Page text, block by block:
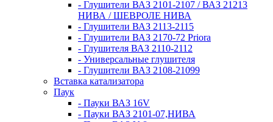
- Глушители ВАЗ 2101-2107 / ВАЗ 21213
НИВА / ШЕВРОЛЕ НИВА
- Глушители ВАЗ 2113-2115
- Глушители ВАЗ 2170-72 Priora
- Глушителя ВАЗ 2110-2112
- Универсальные глушителя
- Глушители ВАЗ 2108-21099
Вставка катализатора
Паук
- Пауки ВАЗ 16V
- Пауки ВАЗ 2101-07,НИВА